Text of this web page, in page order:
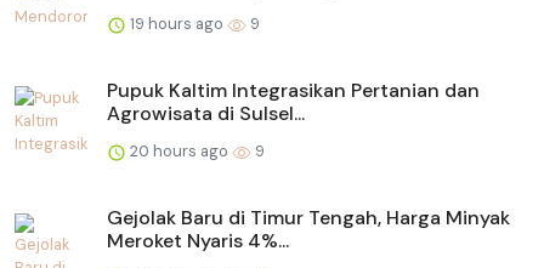
19 hours ago 9
Pupuk Kaltim Integrasikan Pertanian dan
Agrowisata di Sulsel...
20 hours ago 9
Gejolak Baru di Timur Tengah, Harga Minyak
Meroket Nyaris 4%...